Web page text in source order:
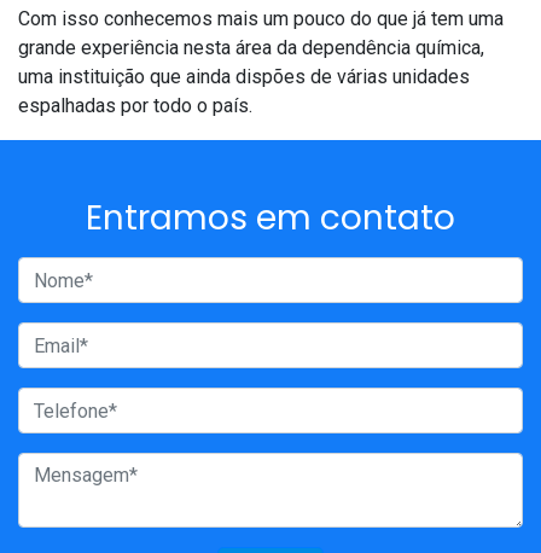
Com isso conhecemos mais um pouco do que já tem uma
grande experiência nesta área da dependência química,
uma instituição que ainda dispões de várias unidades
espalhadas por todo o país.
Entramos em contato